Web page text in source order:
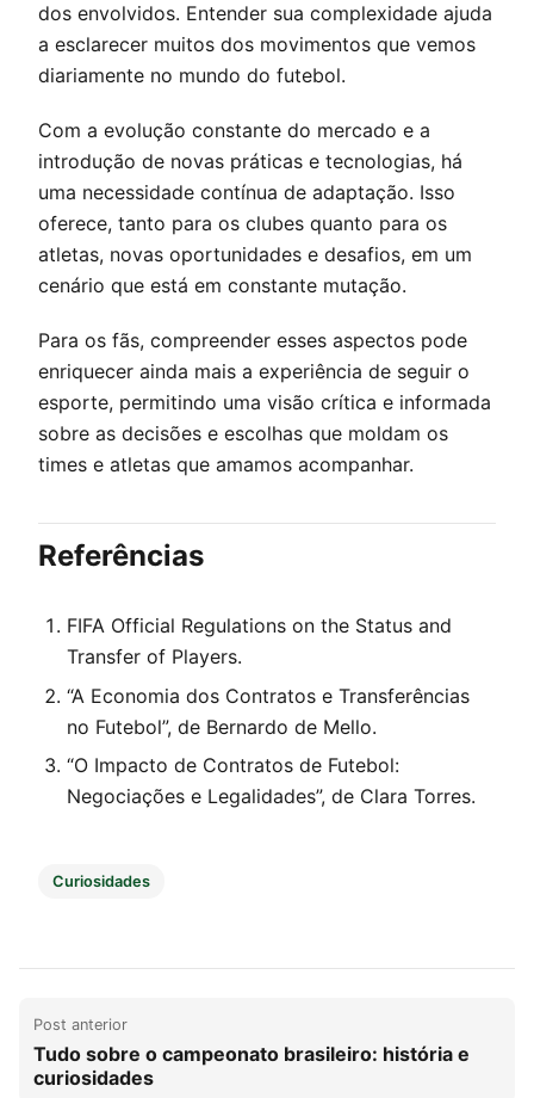
dos envolvidos. Entender sua complexidade ajuda
a esclarecer muitos dos movimentos que vemos
diariamente no mundo do futebol.
Com a evolução constante do mercado e a
introdução de novas práticas e tecnologias, há
uma necessidade contínua de adaptação. Isso
oferece, tanto para os clubes quanto para os
atletas, novas oportunidades e desafios, em um
cenário que está em constante mutação.
Para os fãs, compreender esses aspectos pode
enriquecer ainda mais a experiência de seguir o
esporte, permitindo uma visão crítica e informada
sobre as decisões e escolhas que moldam os
times e atletas que amamos acompanhar.
Referências
FIFA Official Regulations on the Status and
Transfer of Players.
“A Economia dos Contratos e Transferências
no Futebol”, de Bernardo de Mello.
“O Impacto de Contratos de Futebol:
Negociações e Legalidades”, de Clara Torres.
Curiosidades
Post anterior
Tudo sobre o campeonato brasileiro: história e
curiosidades